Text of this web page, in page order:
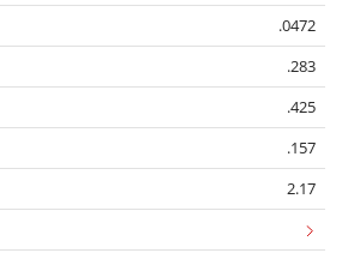
.0472
.283
.425
.157
2.17